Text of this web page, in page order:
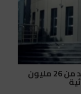
المركز السينمائي المغربي يخصص أزيد من 26 مليون